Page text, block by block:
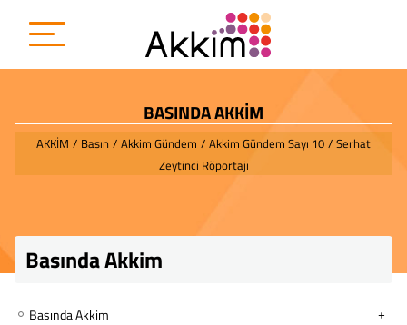
BASINDA AKKİM
AKKİM / Basın / Akkim Gündem / Akkim Gündem Sayı 10 / Serhat
Zeytinci Röportajı
Basında Akkim
Basında Akkim